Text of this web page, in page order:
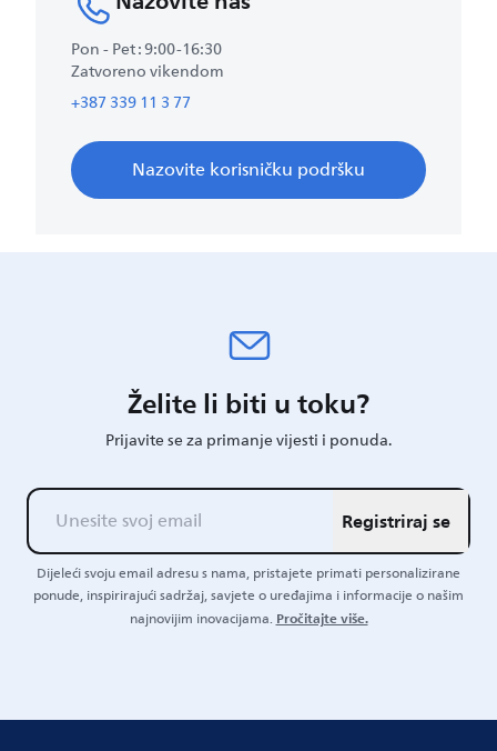
Pon - Pet : 9:00-16:30
Zatvoreno vikendom
+387 339 11 3 77
Nazovite korisničku podršku
Želite li biti u toku?
Prijavite se za primanje vijesti i ponuda.
Registriraj se
Dijeleći svoju email adresu s nama, pristajete primati personalizirane
ponude, inspirirajući sadržaj, savjete o uređajima i informacije o našim
najnovijim inovacijama.Pročitajte više.